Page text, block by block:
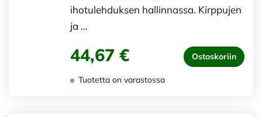
ihotulehduksen hallinnassa. Kirppujen
ja …
44,67 € Ostoskoriin
Tuotetta on varastossa